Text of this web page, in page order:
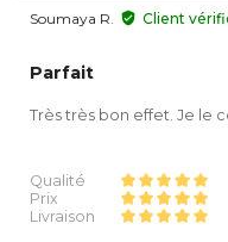
Soumaya R. Client
Parfait
Très très bon effet. Je le
Qualité
Prix
Livraison